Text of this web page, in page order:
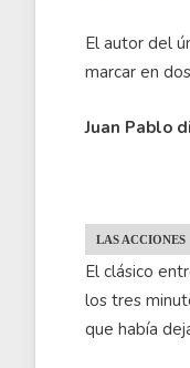
El autor del
marcar en
Juan Pablo
LAS ACCIONES
El clásico
los tres
que había